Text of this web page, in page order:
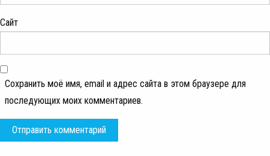
Сайт
Сохранить моё имя, email и адрес сайта в этом браузере для
последующих моих комментариев.